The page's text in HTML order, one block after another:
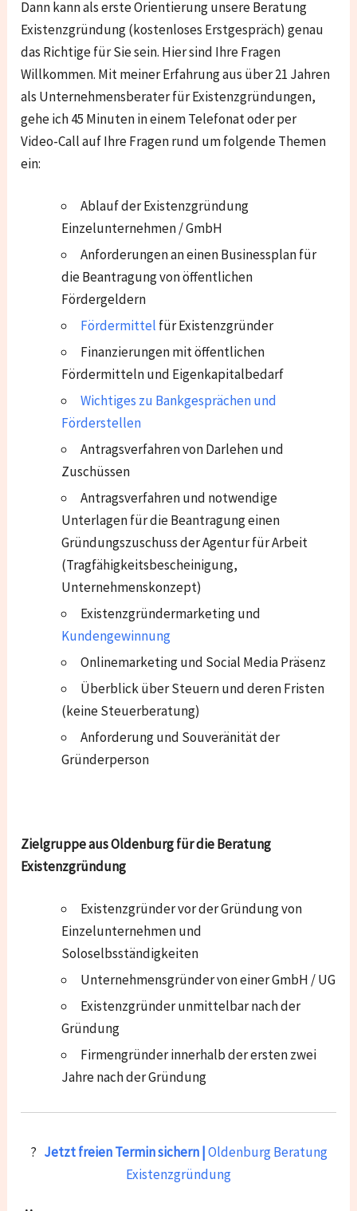
Dann kann als erste Orientierung unsere Beratung
Existenzgründung (kostenloses Erstgespräch) genau
das Richtige für Sie sein. Hier sind Ihre Fragen
Willkommen. Mit meiner Erfahrung aus über 21 Jahren
als Unternehmensberater für Existenzgründungen,
gehe ich 45 Minuten in einem Telefonat oder per
Video-Call auf Ihre Fragen rund um folgende Themen
ein:
Ablauf der Existenzgründung
Einzelunternehmen / GmbH
Anforderungen an einen Businessplan für
die Beantragung von öffentlichen
Fördergeldern
Fördermittel für Existenzgründer
Finanzierungen mit öffentlichen
Fördermitteln und Eigenkapitalbedarf
Wichtiges zu Bankgesprächen und
Förderstellen
Antragsverfahren von Darlehen und
Zuschüssen
Antragsverfahren und notwendige
Unterlagen für die Beantragung einen
Gründungszuschuss der Agentur für Arbeit
(Tragfähigkeitsbescheinigung,
Unternehmenskonzept)
Existenzgründermarketing und
Kundengewinnung
Onlinemarketing und Social Media Präsenz
Überblick über Steuern und deren Fristen
(keine Steuerberatung)
Anforderung und Souveränität der
Gründerperson
Zielgruppe aus Oldenburg für die Beratung
Existenzgründung
Existenzgründer vor der Gründung von
Einzelunternehmen und
Soloselbsständigkeiten
Unternehmensgründer von einer GmbH / UG
Existenzgründer unmittelbar nach der
Gründung
Firmengründer innerhalb der ersten zwei
Jahre nach der Gründung
? Jetzt freien Termin sichern |Oldenburg Beratung
Existenzgründung